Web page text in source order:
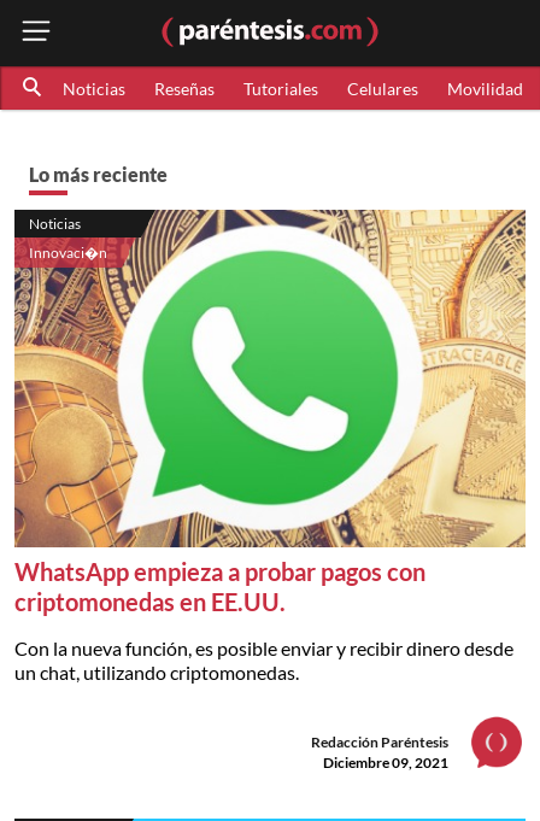
Noticias Reseñas Tutoriales Celulares Movilidad
Lo más reciente
Noticias
Innovaci�n
WhatsApp empieza a probar pagos con
criptomonedas en EE.UU.
Con la nueva función, es posible enviar y recibir dinero desde
un chat, utilizando criptomonedas.
Redacción Paréntesis
Diciembre 09, 2021